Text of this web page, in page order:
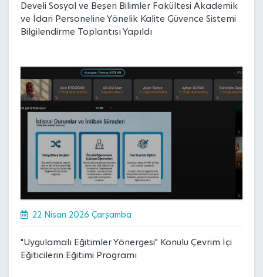
Develi Sosyal ve Beşeri Bilimler Fakültesi Akademik
ve İdari Personeline Yönelik Kalite Güvence Sistemi
Bilgilendirme Toplantısı Yapıldı
22 Nisan 2026 Çarşamba
"Uygulamalı Eğitimler Yönergesi" Konulu Çevrim İçi
Eğiticilerin Eğitimi Programı